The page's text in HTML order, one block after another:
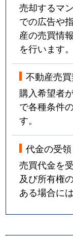
売却するマ
での広告や
産の売買情
を行います。
不動産売
購入希望者
で各種条件
す。
代金の受
売買代金を
及び所有権
ある場合に